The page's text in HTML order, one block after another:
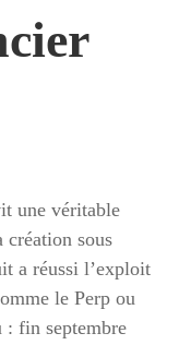
une véritable
création sous
a réussi l’exploit
le Perp ou
: fin septembre